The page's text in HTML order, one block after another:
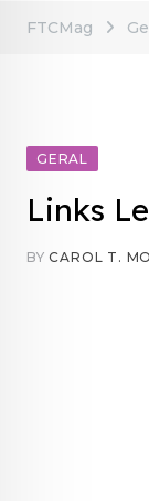
FTCMag
GERAL
Links
BYCAROL T.